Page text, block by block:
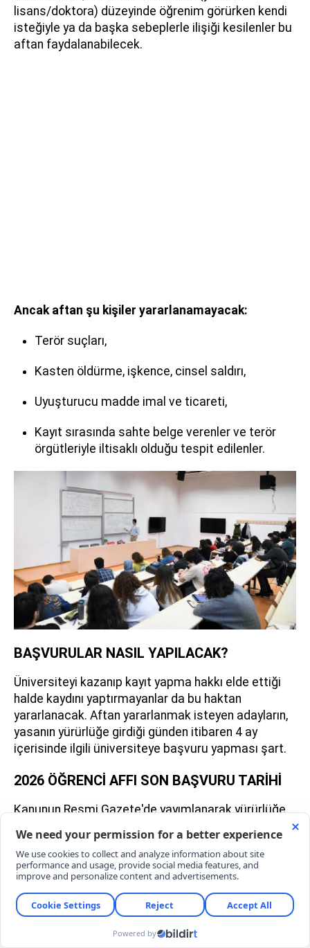
lisans/doktora) düzeyinde öğrenim görürken kendi
isteğiyle ya da başka sebeplerle ilişiği kesilenler bu
aftan faydalanabilecek.
Ancak aftan şu kişiler yararlanamayacak:
Terör suçları,
Kasten öldürme, işkence, cinsel saldırı,
Uyuşturucu madde imal ve ticareti,
Kayıt sırasında sahte belge verenler ve terör
örgütleriyle iltisaklı olduğu tespit edilenler.
BAŞVURULAR NASIL YAPILACAK?
Üniversiteyi kazanıp kayıt yapma hakkı elde ettiği
halde kaydını yaptırmayanlar da bu haktan
yararlanacak. Aftan yararlanmak isteyen adayların,
yasanın yürürlüğe girdiği günden itibaren 4 ay
içerisinde ilgili üniversiteye başvuru yapması şart.
2026 ÖĞRENCİ AFFI SON BAŞVURU TARİHİ
Kanunun Resmi Gazete'de yayımlanarak yürürlüğe
girmesiyle birlikte, aftan yararlanmak isteyenler için
4 aylık yasal başvuru süresi geri sayıma başladı.
Yasa 9 Ağustos 2026 tarihinde yayımlandığı için,
adayların en geç Aralık 2026'nın ilk haftasına kadar
başvurularını tamamlaması gerekiyor. Bu tarihi
kaçıran ve mazeretsiz olarak başvuru yapmayan
öğrenciler, aftan doğan tüm yasal haklarını
kaybedecek ve üniversiteye dönüş biletini yakmış